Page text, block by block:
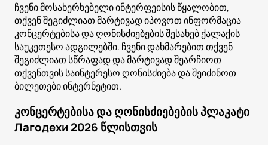
ჩვენი მოსახერხებელი ინტერფეისის წყალობით,
თქვენ შეგიძლიათ მარტივად იპოვოთ ინფორმაცია
კონცერტებისა და ღონისძიებების შესახებ ქალაქის
საუკეთესო ადგილებში. ჩვენი დახმარებით თქვენ
შეგიძლიათ სწრაფად და მარტივად შეარჩიოთ
თქვენთვის საინტერესო ღონისძიება და შეიძინოთ
ბილეთები ინტერნეტით.
კონცერტებისა და ღონისძიებების პლაკატი
Лагодехи 2026 წლისთვის